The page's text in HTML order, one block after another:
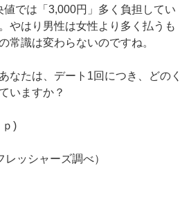
では「3,000円」多く負担してい
やはり男性は女性より多く払うも
常識は変わらないのですね。
なたは、デート1回につき、どのく
いますか？
)
ッシャーズ調べ）